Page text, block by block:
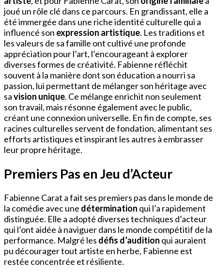
joué un rôle clé dans ce parcours. En grandissant, elle a
été immergée dans une riche identité culturelle qui a
influencé son expression artistique. Les traditions et
les valeurs de sa famille ont cultivé une profonde
appréciation pour l’art, l’encourageant à explorer
diverses formes de créativité. Fabienne réfléchit
souvent à la manière dont son éducation a nourri sa
passion, lui permettant de mélanger son héritage avec
savision unique. Ce mélange enrichit non seulement
son travail, mais résonne également avec le public,
créant une connexion universelle. En fin de compte, ses
racines culturelles servent de fondation, alimentant ses
efforts artistiques et inspirant les autres à embrasser
leur propre héritage.
Premiers Pas en Jeu d’Acteur
Fabienne Carat a fait ses premiers pas dans le monde de
la comédie avec une détermination qui l’a rapidement
distinguée. Elle a adopté diverses techniques d’acteur
qui l’ont aidée à naviguer dans le monde compétitif de la
performance. Malgré les défis d’audition qui auraient
pu décourager tout artiste en herbe, Fabienne est
restée concentrée et résiliente.